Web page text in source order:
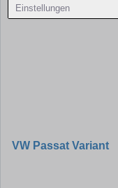
Einstellungen
VW Passat Variant